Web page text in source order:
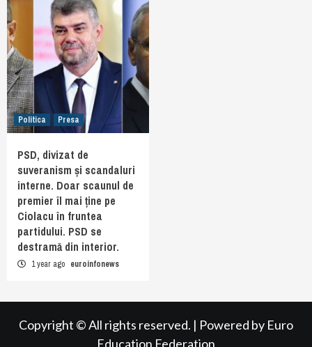
Politica Presa
PSD, divizat de
suveranism și scandaluri
interne. Doar scaunul de
premier îl mai ține pe
Ciolacu în fruntea
partidului. PSD se
destramă din interior.
1 year ago euroinfonews
Copyright © All rights reserved. | Powered by Euro
Education Federation